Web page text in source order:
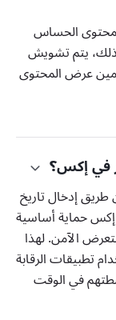
الحساس
يتم تشويش
عرض المحتوى
في إكس؟
طريق إدخال تاريخ
حماية أساسية
الآمن. لهذا
تطبيقات الرقابة
في الوقت